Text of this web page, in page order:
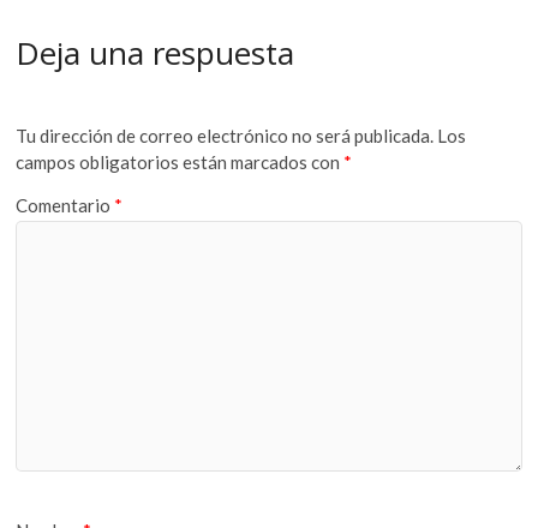
Deja una respuesta
Tu dirección de correo electrónico no será publicada. Los
campos obligatorios están marcados con *
Comentario *